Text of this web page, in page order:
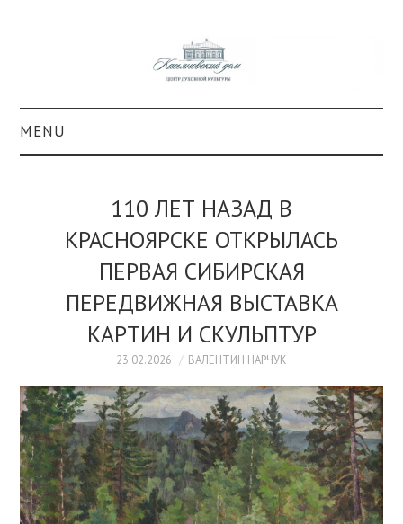
MENU
КОЛЛЕКЦИИ
#КАСДОМ
КУЛЬТУРА
ОБРАЗОВАНИЕ
ПРОСВЕЩЕНИЕ
110 ЛЕТ НАЗАД В
КРАСНОЯРСКЕ ОТКРЫЛАСЬ
ПЕРВАЯ СИБИРСКАЯ
ПЕРЕДВИЖНАЯ ВЫСТАВКА
КАРТИН И СКУЛЬПТУР
23.02.2026 ВАЛЕНТИН НАРЧУК